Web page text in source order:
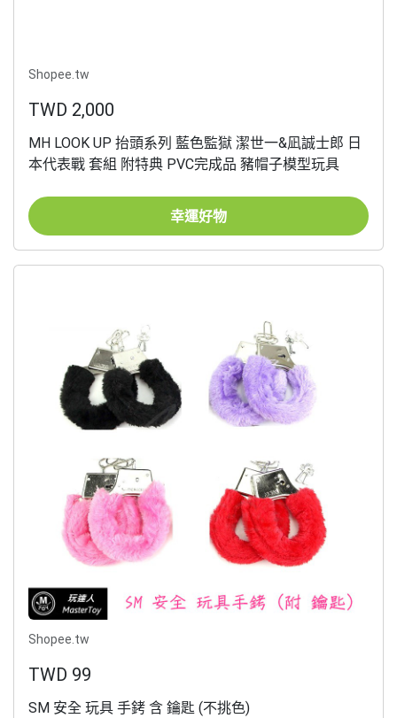
Shopee.tw
TWD 2,000
MH LOOK UP 抬頭系列 藍色監獄 潔世一&凪誠士郎 日
本代表戰 套組 附特典 PVC完成品 豬帽子模型玩具
幸運好物
Shopee.tw
TWD 99
SM 安全 玩具 手銬 含 鑰匙 (不挑色)